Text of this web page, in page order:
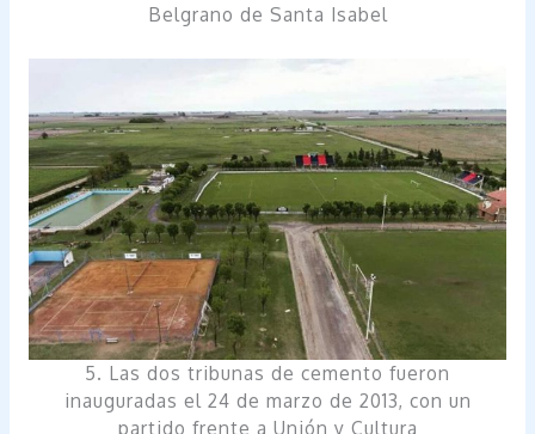
Belgrano de Santa Isabel
5. Las dos tribunas de cemento fueron
inauguradas el 24 de marzo de 2013, con un
partido frente a Unión y Cultura